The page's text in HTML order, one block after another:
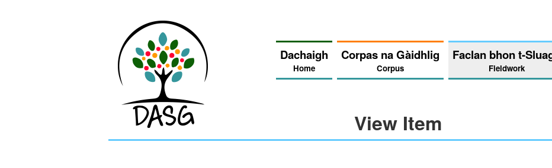
Dachaigh
Home
Corpas na Gàidhlig
Corpus
Faclan bhon t-
Fieldwork
View Item